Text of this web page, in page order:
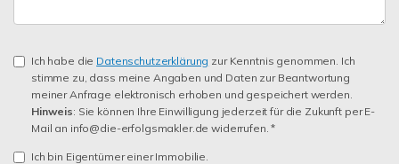
Ich habe die Datenschutzerklärung zur Kenntnis genommen. Ich
stimme zu, dass meine Angaben und Daten zur Beantwortung
meiner Anfrage elektronisch erhoben und gespeichert werden.
Hinweis: Sie können Ihre Einwilligung jederzeit für die Zukunft per E-
Mail an info@die-erfolgsmakler.de widerrufen. *
Ich bin Eigentümer einer Immobilie.